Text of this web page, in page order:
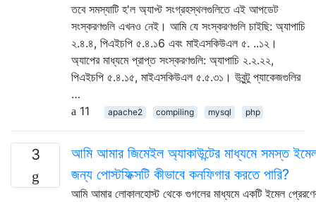
তবে সমস্যাটি হ'ল অ্যাপ্ট সংগ্রহস্থলগুলিতে এই আপডেট
সংস্করণগুলি এখনও নেই। আমি যে সংস্করণগুলি চাইছি: অ্যাপাচি
২.৪.৪, পিএইচপি ৫.৪.১6 এবং মাইএসকিউএল ৫. ..১২।
অ্যাপের মাধ্যমে প্রাপ্ত সংস্করণগুলি: অ্যাপাচি ২.২.২২,
পিএইচপি ৫.৪.১৫, মাইএসকিউএল ৫.৫.৩১। উবুন্টু প্যাকেজগুলির
…
11
apache2 compiling mysql php
3
আমি আমার জিমেইল অ্যাকাউন্টের মাধ্যমে সমস্ত
জন্য পোস্টফিক্সটি কীভাবে কনফিগার করতে পারি?
আমি আমার লোকালহোস্ট থেকে গুগলের মাধ্যমে একটি ইমেল প্রেরণের